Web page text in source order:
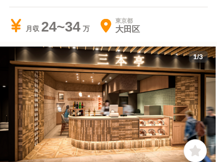
月収 24~34 東京都
大田区
1/3